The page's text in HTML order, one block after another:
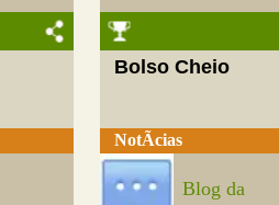
Bolso Cheio
NotÃ­cias
Blog da